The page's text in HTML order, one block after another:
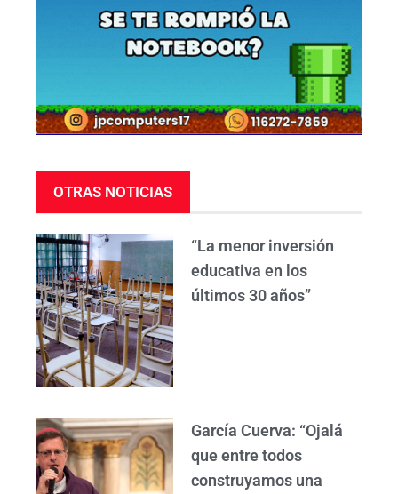
OTRAS NOTICIAS
“La menor inversión
educativa en los
últimos 30 años”
García Cuerva: “Ojalá
que entre todos
construyamos una